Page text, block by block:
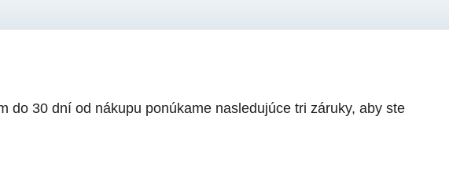
do 30 dní od nákupu ponúkame nasledujúce tri záruky, aby ste